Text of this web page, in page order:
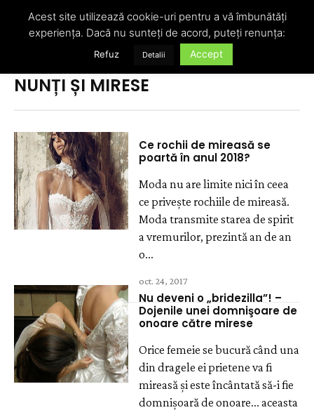
NUNȚI ȘI MIRESE
Ce rochii de mireasă se
poartă în anul 2018?
Moda nu are limite nici în ceea
ce privește rochiile de mireasă.
Moda transmite starea de spirit
a vremurilor, prezintă an de an
o...
oct. 24, 2017
Nu deveni o „bridezilla”! –
Dojenile unei domnişoare de
onoare către mirese
Orice femeie se bucură când una
din dragele ei prietene va fi
mireasă şi este încântată să-i fie
domnişoară de onoare... aceasta
Acest site utilizează cookie-uri pentru a vă îmbunătăți
experiența. Dacă nu sunteți de acord, puteți renunța:
Refuz Detalii Accept